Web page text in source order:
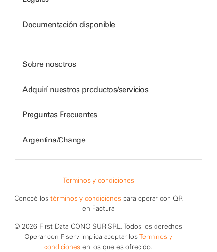
Documentación disponible
Sobre nosotros
Adquirí nuestros productos/servicios
Preguntas Frecuentes
Argentina/Change
Terminos y condiciones
Conocé los términos y condicionespara operar con QR
en Factura
© 2026 First Data CONO SUR SRL. Todos los derechos
Operar con Fiserv implica aceptar losTerminos y
condiciones en los que es ofrecido.